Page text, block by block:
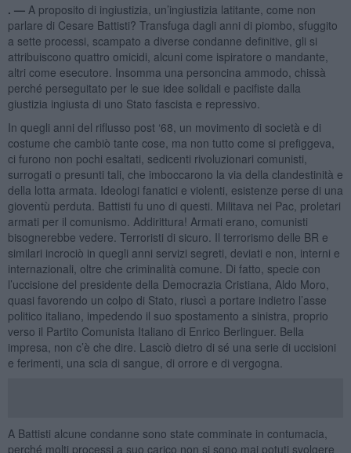
. — A proposito di ingiustizia, un’ingiustizia latitante, come non
parlare di Cesare Battisti? Transfuga dagli anni di piombo, sfuggito
a sette processi, scampato a diverse condanne definitive, gli si
attribuiscono quattro omicidi, alcuni come ispiratore o mandante,
altri come esecutore. Insomma una personcina ammodo, chissà
perché perseguitato per le sue idee solidali e pacifiste dalla
giustizia ingiusta di uno Stato fascista e repressivo.
In quegli anni del riflusso post ‘68, un movimento di società e di
costume che cambiò tante cose, ma non tutto come si prefiggeva,
ci furono non pochi esaltati, sedicenti rivoluzionari comunisti,
surrogati o presunti tali, che imboccarono la via della clandestinità e
della lotta armata. Ideologi fanatici e violenti, esistenze perse di una
gioventù perduta. Battisti fu uno di questi. Militava nei Pac, proletari
armati per il comunismo. Addirittura! Armati erano, comunisti
bisognerebbe vedere. Terroristi di sicuro. Il terrorismo delle BR e
similari incrociò in quegli anni servizi segreti, deviati e non, interni e
internazionali, oltre che criminalità comune. Di fatto, specie con
l’uccisione del presidente della Democrazia Cristiana, Aldo Moro,
quasi favorendo un colpo di Stato, riuscì a portare indietro l’asse
politico italiano, impedendo il suo spostamento a sinistra, proprio
verso il Partito Comunista Italiano di Enrico Berlinguer. Bella
impresa, non c’è che dire. Lasciò dietro di sé una serie di uccisioni
e ferimenti, una scia di sangue, di orrore e di vergogna.
A Battisti alcune condanne sono state comminate in contumacia,
perché molti processi a suo carico non si sono mai potuti svolgere